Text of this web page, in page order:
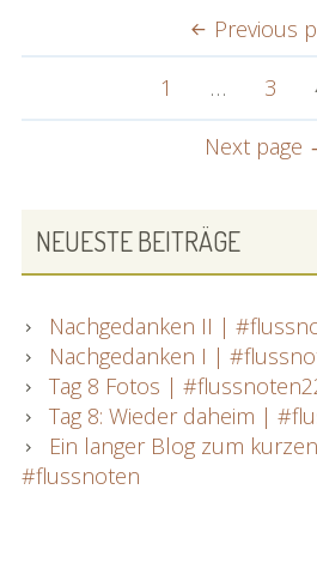
kleinen
End
SEITENNUMMERIERUNG
DER
Previous
Page
1 … Page
3
Next page
PRIMARY
SIDEBAR
NEUESTE BEITRÄGE
Nachgedanken II |
Nachgedanken I |
Tag 8 Fotos |
Tag 8: Wieder daheim |
Ein langer Blog zum
#flussnoten